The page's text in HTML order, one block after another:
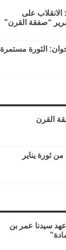
على
“صفقة القرن”
الثورة مستمرة
القرن
عهد سيدنا عمر بن